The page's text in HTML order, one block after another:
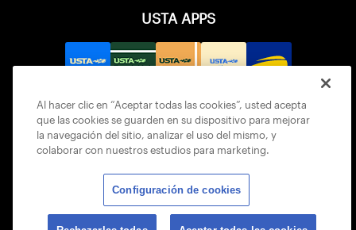
USTA APPS
© 2026 USTA ALL RIGHTS RESERVED
Al hacer clic en “Aceptar todas las cookies”, usted acepta
que las cookies se guarden en su dispositivo para mejorar
la navegación del sitio, analizar el uso del mismo, y
colaborar con nuestros estudios para marketing.
Configuración de cookies